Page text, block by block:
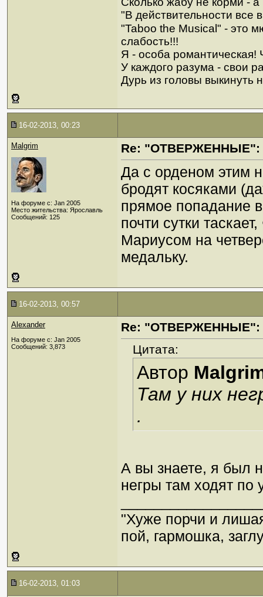
"В действительности все
"Taboo the Musical" - это
слабость!!!
Я - особа романтическая!
У каждого разума - свои
Дурь из головы выкинуть
16-02-2013, 00:23
Malgrim
На форуме с: Jan 2005
Место жительства: Ярославль
Сообщений: 125
Re: "ОТВЕРЖЕННЫЕ":
Да с орденом этим
бродят косяками
прямое попадание
почти сутки
Мариусом на
медальку.
16-02-2013, 00:57
Alexander
На форуме с: Jan 2005
Сообщений: 3,873
Re: "ОТВЕРЖЕННЫЕ":
Цитата:
Автор
Там у них
.
А вы знаете, я был
негры там ходят по
"Хуже порчи и
пой, гармошка,
16-02-2013, 01:03